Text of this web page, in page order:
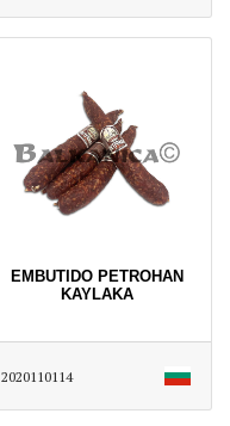
EMBUTIDO PETROHAN
KAYLAKA
2020110114